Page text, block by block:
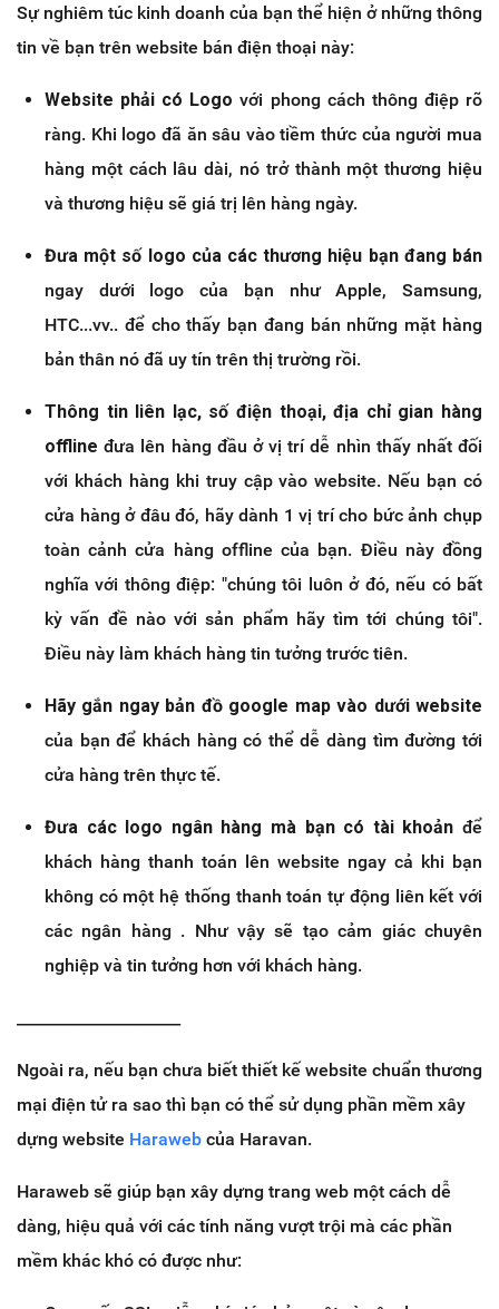
Sự nghiêm túc kinh doanh của bạn thể hiện ở những thông
tin về bạn trên website bán điện thoại này:
Website phải có Logo với phong cách thông điệp rõ
ràng. Khi logo đã ăn sâu vào tiềm thức của người mua
hàng một cách lâu dài, nó trở thành một thương hiệu
và thương hiệu sẽ giá trị lên hàng ngày.
Đưa một số logo của các thương hiệu bạn đang bán
ngay dưới logo của bạn như Apple, Samsung,
HTC...vv.. để cho thấy bạn đang bán những mặt hàng
bản thân nó đã uy tín trên thị trường rồi.
Thông tin liên lạc, số điện thoại, địa chỉ gian hàng
offline đưa lên hàng đầu ở vị trí dễ nhìn thấy nhất đối
với khách hàng khi truy cập vào website. Nếu bạn có
cửa hàng ở đâu đó, hãy dành 1 vị trí cho bức ảnh chụp
toàn cảnh cửa hàng offline của bạn. Điều này đồng
nghĩa với thông điệp: "chúng tôi luôn ở đó, nếu có bất
kỳ vấn đề nào với sản phẩm hãy tìm tới chúng tôi".
Điều này làm khách hàng tin tưởng trước tiên.
Hãy gắn ngay bản đồ google map vào dưới website
của bạn để khách hàng có thể dễ dàng tìm đường tới
cửa hàng trên thực tế.
Đưa các logo ngân hàng mà bạn có tài khoản để
khách hàng thanh toán lên website ngay cả khi bạn
không có một hệ thống thanh toán tự động liên kết với
các ngân hàng . Như vậy sẽ tạo cảm giác chuyên
nghiệp và tin tưởng hơn với khách hàng.
Ngoài ra, nếu bạn chưa biết thiết kế website chuẩn thương
mại điện tử ra sao thì bạn có thể sử dụng phần mềm xây
dựng website Haraweb của Haravan.
Haraweb sẽ giúp bạn xây dựng trang web một cách dễ
dàng, hiệu quả với các tính năng vượt trội mà các phần
mềm khác khó có được như: